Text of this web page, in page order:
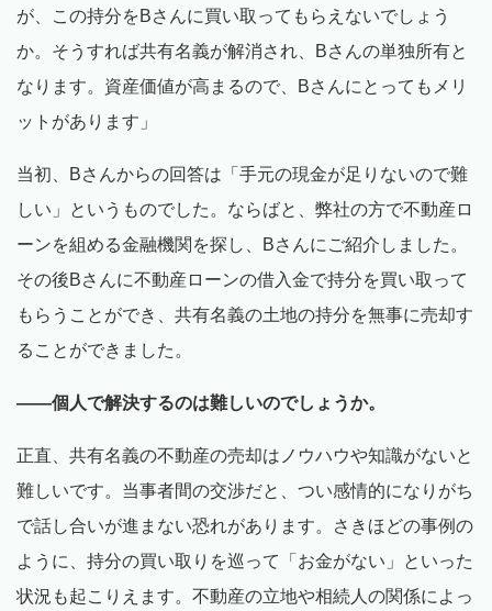
が、この持分をBさんに買い取ってもらえないでしょう
か。そうすれば共有名義が解消され、Bさんの単独所有と
なります。資産価値が高まるので、Bさんにとってもメリ
ットがあります」
当初、Bさんからの回答は「手元の現金が足りないので難
しい」というものでした。ならばと、弊社の方で不動産ロ
ーンを組める金融機関を探し、Bさんにご紹介しました。
その後Bさんに不動産ローンの借入金で持分を買い取って
もらうことができ、共有名義の土地の持分を無事に売却す
ることができました。
――個人で解決するのは難しいのでしょうか。
正直、共有名義の不動産の売却はノウハウや知識がないと
難しいです。当事者間の交渉だと、つい感情的になりがち
で話し合いが進まない恐れがあります。さきほどの事例の
ように、持分の買い取りを巡って「お金がない」といった
状況も起こりえます。不動産の立地や相続人の関係によっ